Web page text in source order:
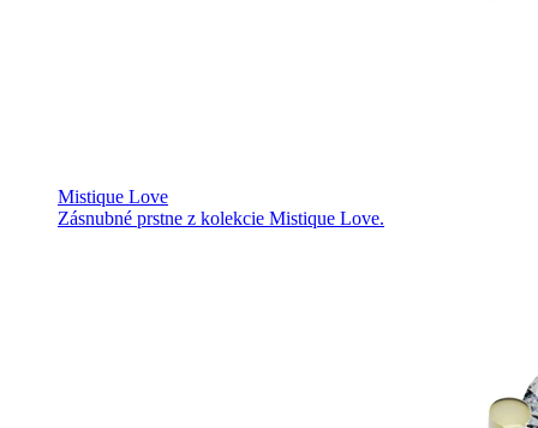
Mistique Love
Zásnubné prstne z kolekcie Mistique Love.